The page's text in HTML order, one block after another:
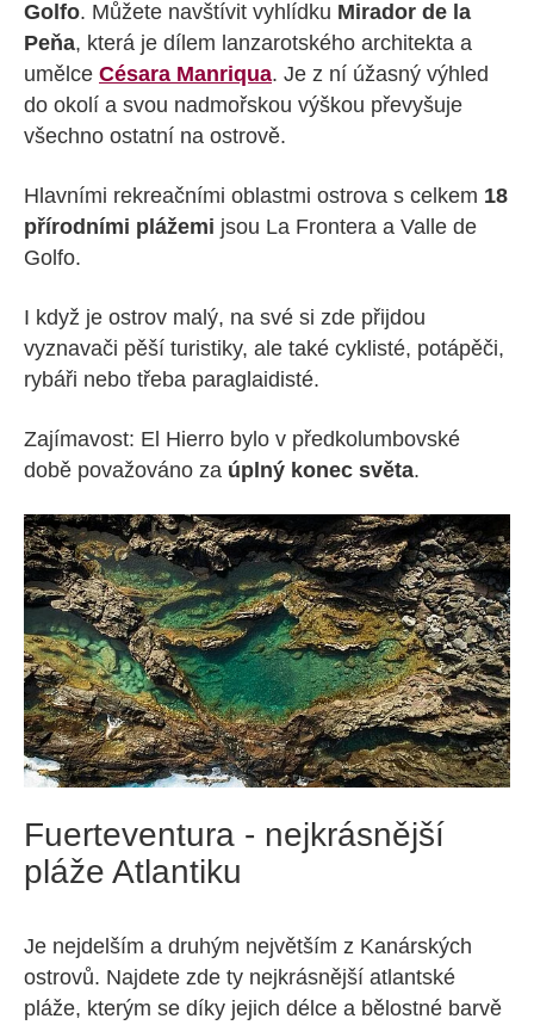
Golfo. Můžete navštívit vyhlídku Mirador de la
Peňa, která je dílem lanzarotského architekta a
umělce Césara Manriqua. Je z ní úžasný výhled
do okolí a svou nadmořskou výškou převyšuje
všechno ostatní na ostrově.
Hlavními rekreačními oblastmi ostrova s celkem 18
přírodními plážemi jsou La Frontera a Valle de
Golfo.
I když je ostrov malý, na své si zde přijdou
vyznavači pěší turistiky, ale také cyklisté, potápěči,
rybáři nebo třeba paraglaidisté.
Zajímavost: El Hierro bylo v předkolumbovské
době považováno za úplný konec světa.
Fuerteventura - nejkrásnější
pláže Atlantiku
Je nejdelším a druhým největším z Kanárských
ostrovů. Najdete zde ty nejkrásnější atlantské
pláže, kterým se díky jejich délce a bělostné barvě